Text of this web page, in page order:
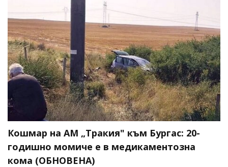
Кошмар на АМ „Тракия" към Бургас: 20-
годишно момиче е в медикаментозна
кома (ОБНОВЕНА)